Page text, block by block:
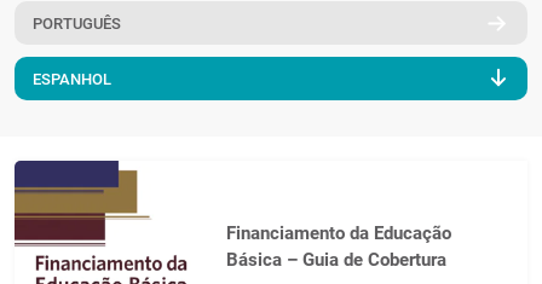
PT
PORTUGUÊS
ESPANHOL
Financiamento da Educação
Básica – Guia de Cobertura